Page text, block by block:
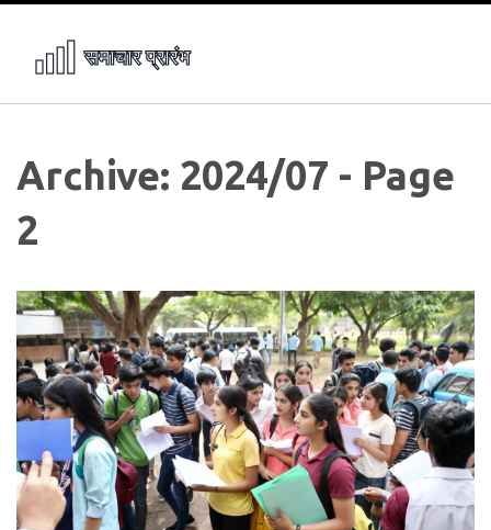
Archive: 2024/07 - Page
2